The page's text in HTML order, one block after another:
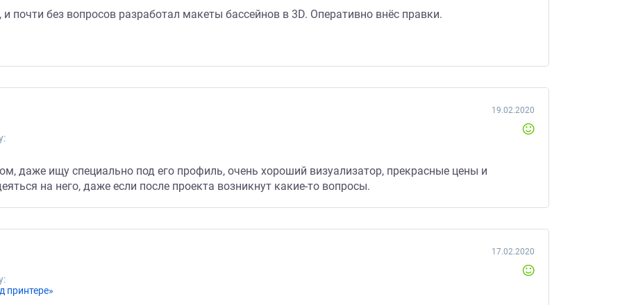
почти без вопросов разработал макеты бассейнов в 3D. Оперативно внёс правки.
19.02.2020
даже ищу специально под его профиль, очень хороший визуализатор, прекрасные цены и
на него, даже если после проекта возникнут какие-то вопросы.
принтере»
17.02.2020